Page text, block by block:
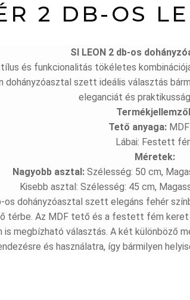
2 DB-OS
SI LEON 2 db-os
és funkcionalitás tökéletes
dohányzóasztal szett ideális választás
eleganciát és
Tető anyaga:MDF
Lábai: Festett
Méretek:
Nagyobb asztal: Szélesség: 50 cm,
Kisebb asztal: Szélesség: 45 cm,
os dohányzóasztal szett elegáns fehér
térbe. Az MDF tető és a festett fém
is megbízható választás. A két különböző
és használatra, így bármilyen